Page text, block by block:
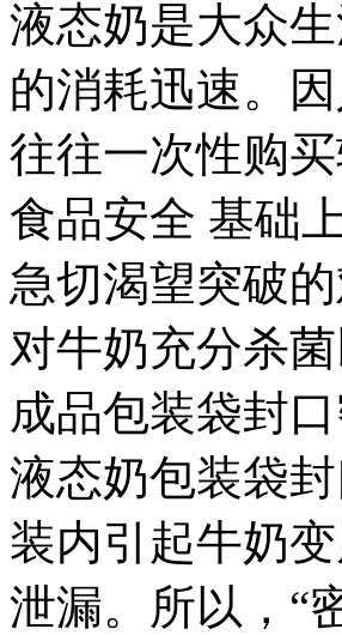
液态奶是大众
的消耗迅速。
往往一次性购
食品安全 基础
急切渴望突破
对牛奶充分杀
成品包装袋封
液态奶包装袋
装内引起牛奶
泄漏。所以，“